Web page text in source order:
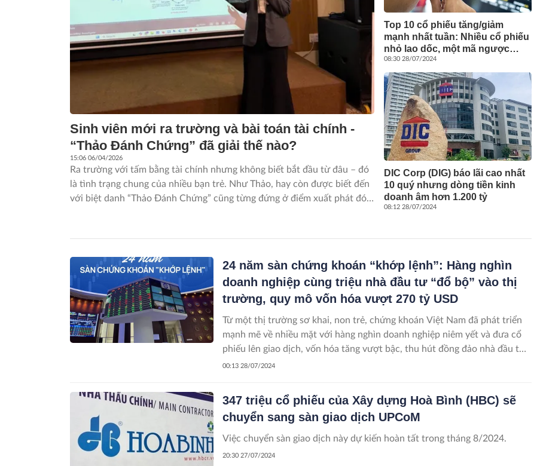
Sinh viên mới ra trường và bài toán tài chính -
“Thảo Đánh Chứng” đã giải thế nào?
15:06 06/04/2026
Ra trường với tấm bằng tài chính nhưng không biết bắt đầu từ đâu – đó
là tình trạng chung của nhiều bạn trẻ. Như Thảo, hay còn được biết đến
với biệt danh “Thảo Đánh Chứng” cũng từng đứng ở điểm xuất phát đó.
lỗ, học lại từ đầu và kiên trì theo đuổi, hành trình đó không chỉ mang lại
những thành quả tài chính mà còn giúp chị đúc kết được những kinh
nghiệm thực tế để chia sẻ lại cho người đi sau.
Top 10 cổ phiếu tăng/giảm
mạnh nhất tuần: Nhiều cổ phiếu
nhỏ lao dốc, một mã ngược
dòng tăng gần 70% sau một
tuần
08:30 28/07/2024
DIC Corp (DIG) báo lãi cao nhất
10 quý nhưng dòng tiền kinh
doanh âm hơn 1.200 tỷ
08:12 28/07/2024
24 năm sàn chứng khoán “khớp lệnh”: Hàng nghìn
doanh nghiệp cùng triệu nhà đầu tư “đổ bộ” vào thị
trường, quy mô vốn hóa vượt 270 tỷ USD
Từ một thị trường sơ khai, non trẻ, chứng khoán Việt Nam đã phát triển
mạnh mẽ về nhiều mặt với hàng nghìn doanh nghiệp niêm yết và đưa cổ
phiếu lên giao dịch, vốn hóa tăng vượt bậc, thu hút đồng đảo nhà đầu tư
trong và ngoài nước.
00:13 28/07/2024
347 triệu cổ phiếu của Xây dựng Hoà Bình (HBC) sẽ
chuyển sang sàn giao dịch UPCoM
Việc chuyển sàn giao dịch này dự kiến hoàn tất trong tháng 8/2024.
20:30 27/07/2024